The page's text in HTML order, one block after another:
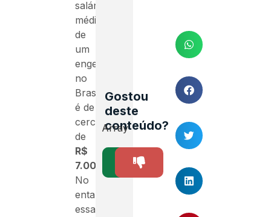
salário
médio
de
um
engenheiro
no
Brasil
é de
cerca
de
R$
7.000,00
No
entanto,
essa
Gostou
deste
conteúdo?
Array